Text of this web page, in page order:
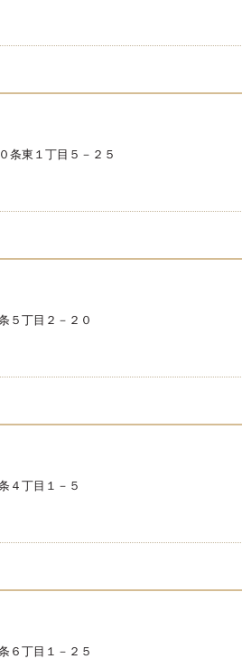
条東１丁目５－２５
５丁目２－２０
４丁目１－５
６丁目１－２５